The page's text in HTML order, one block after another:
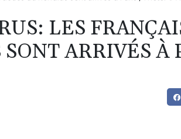
LES
ARRIVÉS À